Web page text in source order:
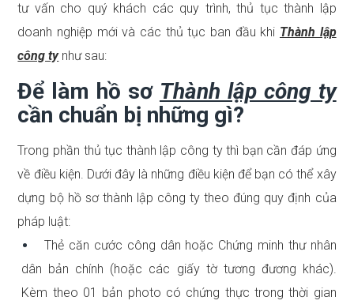
tư vấn cho quý khách các quy trình, thủ tục thành lập
doanh nghiệp mới và các thủ tục ban đầu khi Thành lập
công tynhư sau:
Để làm hồ sơ Thành lập công ty
cần chuẩn bị những gì?
Trong phần thủ tục thành lập công ty thì bạn cần đáp ứng
về điều kiện. Dưới đây là những điều kiện để bạn có thể xây
dựng bộ hồ sơ thành lập công ty theo đúng quy định của
pháp luật:
Thẻ căn cước công dân hoặc Chứng minh thư nhân
dân bản chính (hoặc các giấy tờ tương đương khác).
Kèm theo 01 bản photo có chứng thực trong thời gian